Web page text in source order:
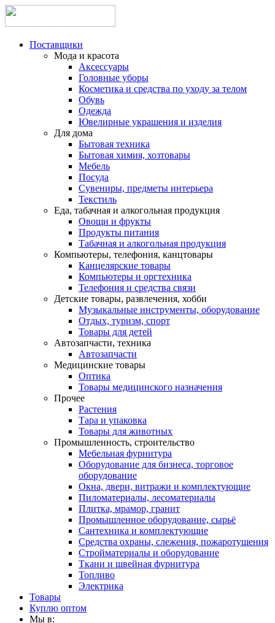
Поставщики
Мода и красота
Аксессуары
Головные уборы
Косметика и средства по уходу за телом
Обувь
Одежда
Ювелирные украшения и изделия
Для дома
Бытовая техника
Бытовая химия, хозтовары
Мебель
Посуда
Сувениры, предметы интерьера
Текстиль
Еда, табачная и алкогольная продукция
Овощи и фрукты
Продукты питания
Табачная и алкогольная продукция
Компьютеры, телефония, канцтовары
Канцелярские товары
Компьютеры и оргтехника
Телефония и средства связи
Детские товары, развлечения, хобби
Музыкальные инструменты, оборудование
Отдых, туризм, спорт
Товары для детей
Автозапчасти, техника
Автозапчасти
Медицинские товары
Оптика
Товары медицинского назначения
Прочее
Растения
Тара и упаковка
Товары для животных
Промышленность, строительство
Мебельная фурнитура
Оборудование для бизнеса, торговое
оборудование
Окна, двери, витражи и комплектующие
Пиломатериалы, лесоматериалы
Плитка, мрамор, гранит
Промышленное оборудование, сырьё
Сантехника и комплектующие
Средства охраны, слежения, пожаротушения
Стройматериалы и оборудование
Ткани и швейная фурнитура
Топливо
Электрика
Товары
Куплю оптом
Мы в: